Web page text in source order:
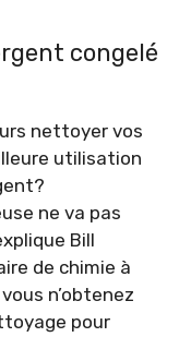
congelé
nettoyer vos
utilisation
ne va pas
Bill
de chimie à
n’obtenez
pour